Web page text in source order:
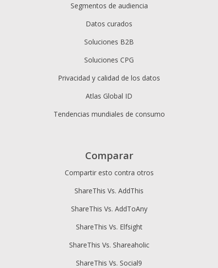
Segmentos de audiencia
Datos curados
Soluciones B2B
Soluciones CPG
Privacidad y calidad de los datos
Atlas Global ID
Tendencias mundiales de consumo
Comparar
Compartir esto contra otros
ShareThis Vs. AddThis
ShareThis Vs. AddToAny
ShareThis Vs. Elfsight
ShareThis Vs. Shareaholic
ShareThis Vs. Social9